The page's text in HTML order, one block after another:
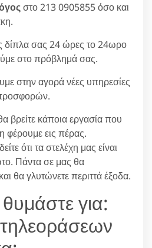
στο 213 0905855 όσο και
δίπλα σας 24 ώρες το 24ωρο
στο πρόβλημά σας.
στην αγορά νέες υπηρεσίες
κάποια εργασία που
φέρουμε εις πέρας.
ότι τα στελέχη μας είναι
Πάντα σε μας θα
θα γλυτώνετε περιττά έξοδα.
θυμάστε για: